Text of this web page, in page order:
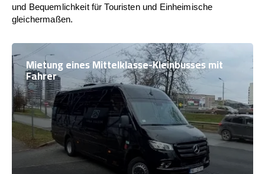
und Bequemlichkeit für Touristen und Einheimische
gleichermaßen.
Mietung eines Mittelklasse-Kleinbusses mit
Fahrer